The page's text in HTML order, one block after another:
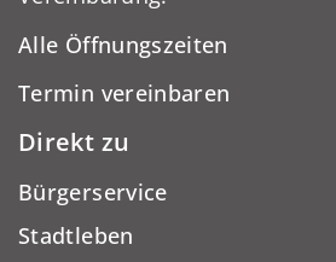
Alle Öffnungszeiten
Termin vereinbaren
Direkt zu
Bürgerservice
Stadtleben